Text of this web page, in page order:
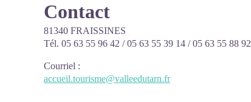
Contact
81340 FRAISSINES
Tél. 05 63 55 96 42 / 05 63 55 39 14 / 05 63 55 88 92
Courriel :
accueil.tourisme@valleedutarn.fr